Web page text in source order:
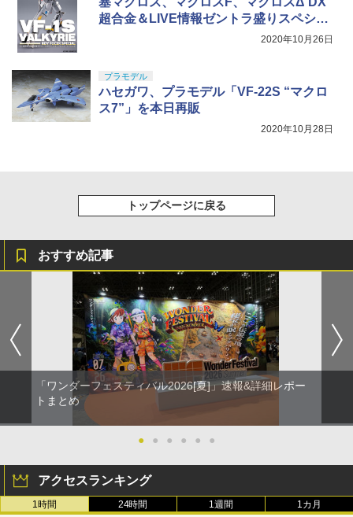
￥2,813
超合金＆LIVE情報ゼントラ盛りスペシャ
2020年10月26日
プラモデル
ハセガワ、プラモデル「VF-22S “マクロ
ス7”」を本日再販
2020年10月28日
トップページに戻る
おすすめ記事
「ワンダーフェスティバル2026[夏]」速報&詳細レポー
トまとめ
● ● ● ● ● ●
アクセスランキング
1時間 24時間 1週間 1カ月